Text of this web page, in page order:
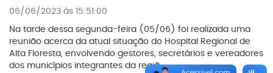
06/06/2023 ás 15:51:00
Na tarde dessa segunda-feira (05/06) foi realizada uma
reunião acerca da atual situação do Hospital Regional de
Alta Floresta, envolvendo gestores, secretários e vereadores
dos municípios integrantes da regiã...